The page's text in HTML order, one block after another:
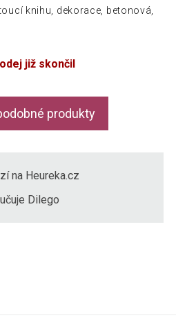
knihu, dekorace, betonová,
již skončil
produkty
na Heureka.cz
Dilego